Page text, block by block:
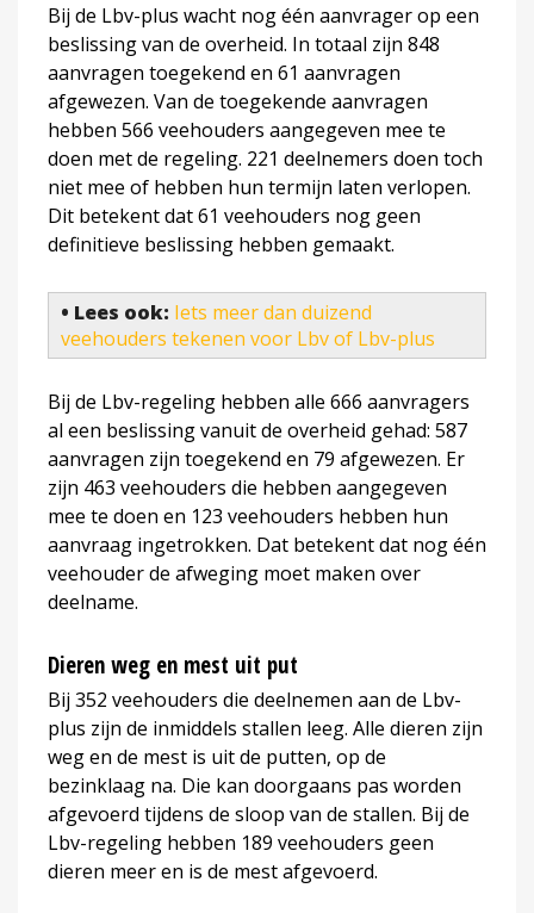
Bij de Lbv-plus wacht nog één aanvrager op een
beslissing van de overheid. In totaal zijn 848
aanvragen toegekend en 61 aanvragen
afgewezen. Van de toegekende aanvragen
hebben 566 veehouders aangegeven mee te
doen met de regeling. 221 deelnemers doen toch
niet mee of hebben hun termijn laten verlopen.
Dit betekent dat 61 veehouders nog geen
definitieve beslissing hebben gemaakt.
• Lees ook: Iets meer dan duizend
veehouders tekenen voor Lbv of Lbv-plus
Bij de Lbv-regeling hebben alle 666 aanvragers
al een beslissing vanuit de overheid gehad: 587
aanvragen zijn toegekend en 79 afgewezen. Er
zijn 463 veehouders die hebben aangegeven
mee te doen en 123 veehouders hebben hun
aanvraag ingetrokken. Dat betekent dat nog één
veehouder de afweging moet maken over
deelname.
Dieren weg en mest uit put
Bij 352 veehouders die deelnemen aan de Lbv-
plus zijn de inmiddels stallen leeg. Alle dieren zijn
weg en de mest is uit de putten, op de
bezinklaag na. Die kan doorgaans pas worden
afgevoerd tijdens de sloop van de stallen. Bij de
Lbv-regeling hebben 189 veehouders geen
dieren meer en is de mest afgevoerd.